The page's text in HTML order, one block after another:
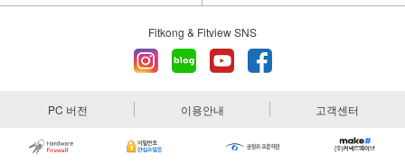
Fitkong & Fitview SNS
PC 버전 이용안내 고객센터